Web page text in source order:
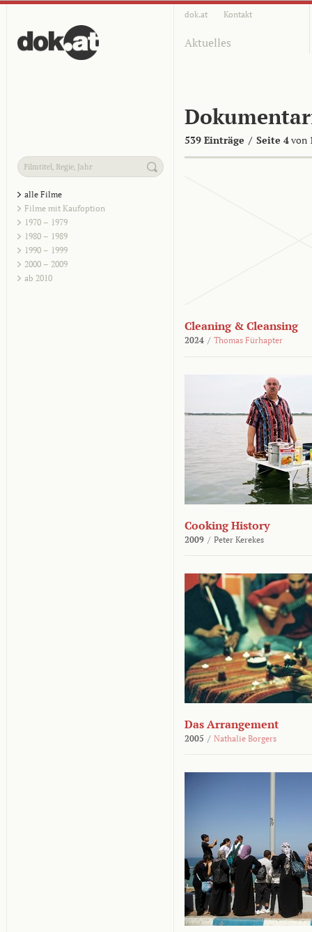
dok.at Kontakt
Aktuelles
539 Einträge / Seite 4von
alle Filme
Filme mit Kaufoption
1970 – 1979
1980 – 1989
1990 – 1999
2000 – 2009
ab 2010
Cleaning & Cleansing
2024 / Thomas Fürhapter
Cooking History
2009 / Peter Kerekes
Das Arrangement
2005 / Nathalie Borgers